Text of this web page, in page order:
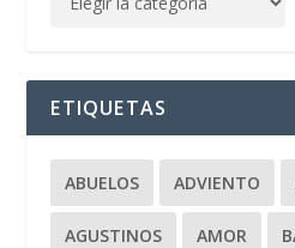
ETIQUETAS
ABUELOS ADVIENTO
AGUSTINOS AMOR